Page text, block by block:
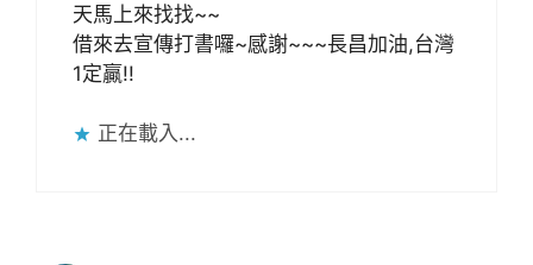
天馬上來找找~~
借來去宣傳打書囉~感謝~~~長昌加油,台灣
1定贏!!
正在載入...